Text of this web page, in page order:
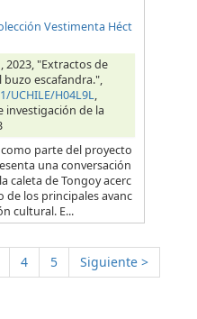
Vestimenta Héct
"Extractos de
buzo escafandra.",
UCHILE/H04L9L,
investigación de la
parte del proyecto
una conversación
caleta de Tongoy acerc
de los principales avanc
cultural. E...
4 5
Siguiente >